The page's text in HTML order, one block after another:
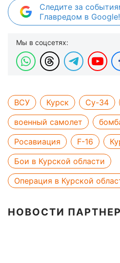
Следите за
Главредом в Google!
Мы в соцсетях:
ВСУ Курск Су-34
военный самолет
Росавиация
F-16
Бои в Курской области
Операция в Курской
НОВОСТИ